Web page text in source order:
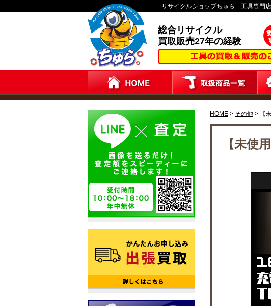
リサイクルショップちゅら 工具専門
総合リサイクル
買取販売27年の経験
HOME > その他 > 【
【未使